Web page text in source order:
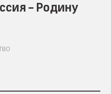
– Родину